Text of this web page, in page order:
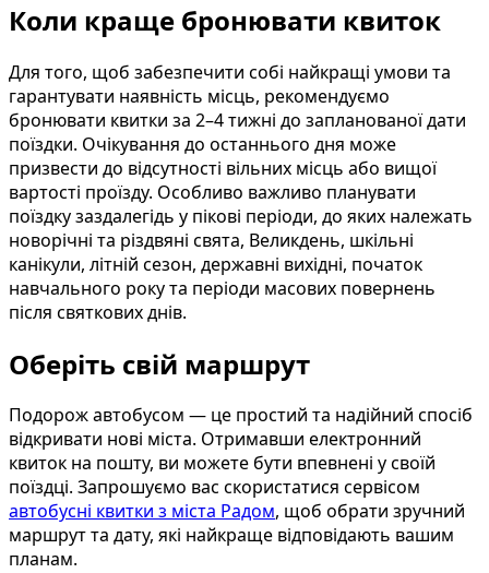
Коли краще бронювати квиток
Для того, щоб забезпечити собі найкращі умови та
гарантувати наявність місць, рекомендуємо
бронювати квитки за 2–4 тижні до запланованої дати
поїздки. Очікування до останнього дня може
призвести до відсутності вільних місць або вищої
вартості проїзду. Особливо важливо планувати
поїздку заздалегідь у пікові періоди, до яких належать
новорічні та різдвяні свята, Великдень, шкільні
канікули, літній сезон, державні вихідні, початок
навчального року та періоди масових повернень
після святкових днів.
Оберіть свій маршрут
Подорож автобусом — це простий та надійний спосіб
відкривати нові міста. Отримавши електронний
квиток на пошту, ви можете бути впевнені у своїй
поїздці. Запрошуємо вас скористатися сервісом
автобусні квитки з міста Радом, щоб обрати зручний
маршрут та дату, які найкраще відповідають вашим
планам.